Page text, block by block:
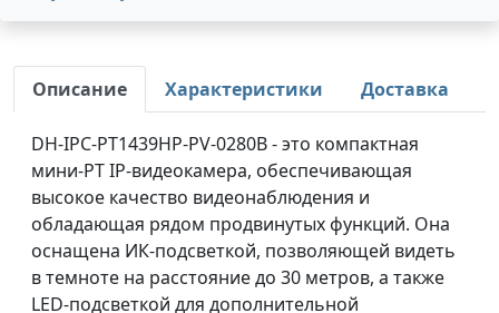
Описание Характеристики Доставка
DH-IPC-PT1439HP-PV-0280B - это компактная
мини-PT IP-видеокамера, обеспечивающая
высокое качество видеонаблюдения и
обладающая рядом продвинутых функций. Она
оснащена ИК-подсветкой, позволяющей видеть
в темноте на расстояние до 30 метров, а также
LED-подсветкой для дополнительной